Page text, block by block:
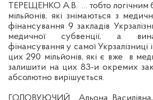
ТЕРЕЩЕНКО А.В. … тобто
мільйонів, які знімаються з
фінансування 9 закладів
медичної субвенції, а
фінансування у самої Укрзалізниці і
цих 290 мільйонів, які є вже
в
залишити на цих 83-и окремих
абсолютно вирішується.